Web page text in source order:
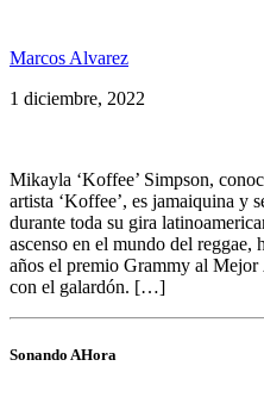
Marcos Alvarez
1 diciembre, 2022
Mikayla ‘Koffee’ Simpson,
artista ‘Koffee’, es jamaiquina y
durante toda su gira
ascenso en el mundo del reggae,
años el premio Grammy al
con el galardón. […]
Sonando AHora